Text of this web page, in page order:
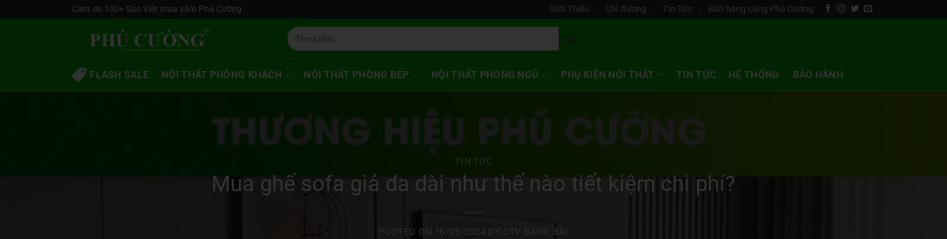
Cảm ơn 100+ Sao Việt mua sắm Phú Cường Giới Thiệu Chỉ đường Tin Tức Bán hàng cùng Phú Cường
Tìm
kiếm:
FLASH SALE NỘI THẤT PHÒNG KHÁCH NỘI THẤT PHÒNG BẾP NỘI THẤT PHÒNG NGỦ PHỤ KIỆN NỘI THẤT TIN TỨC HỆ THỐNG BẢO HÀNH
TIN TỨC
Mua ghế sofa giả da dài như thế nào tiết kiệm chi phí?
POSTED ON 16/05/2024 BY CTV ĐĂNG BÀI